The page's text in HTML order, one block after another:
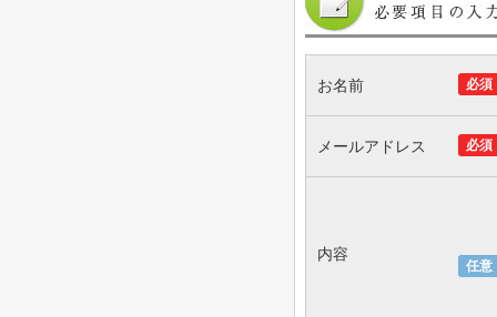
必須
お名前
必須
メールアドレス
任意
内容